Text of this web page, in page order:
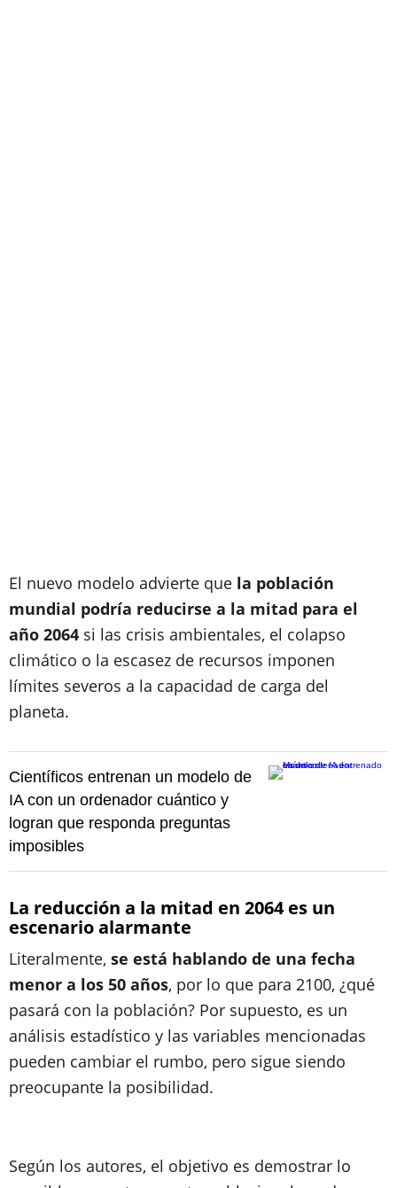
El nuevo modelo advierte que la población
mundial podría reducirse a la mitad para el
año 2064 si las crisis ambientales, el colapso
climático o la escasez de recursos imponen
límites severos a la capacidad de carga del
planeta.
Científicos entrenan un modelo de
IA con un ordenador cuántico y
logran que responda preguntas
imposibles
La reducción a la mitad en 2064 es un
escenario alarmante
Literalmente, se está hablando de una fecha
menor a los 50 años, por lo que para 2100, ¿qué
pasará con la población? Por supuesto, es un
análisis estadístico y las variables mencionadas
pueden cambiar el rumbo, pero sigue siendo
preocupante la posibilidad.
Según los autores, el objetivo es demostrar lo